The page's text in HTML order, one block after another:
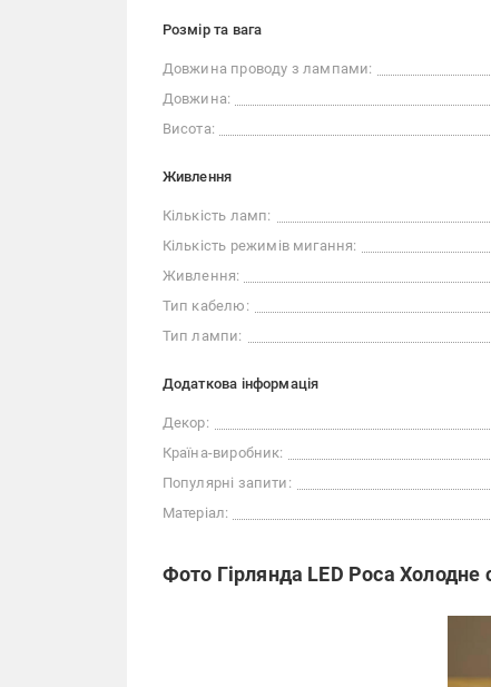
Розмір та вага
Довжина проводу з лампами:
Довжина:
Висота:
Живлення
Кількість ламп:
Кількість режимів мигання:
Живлення:
Тип кабелю:
Тип лампи:
Додаткова інформація
Декор:
Країна-виробник:
Популярні запити:
Матеріал:
Фото Гірлянда LED Роса Холодне